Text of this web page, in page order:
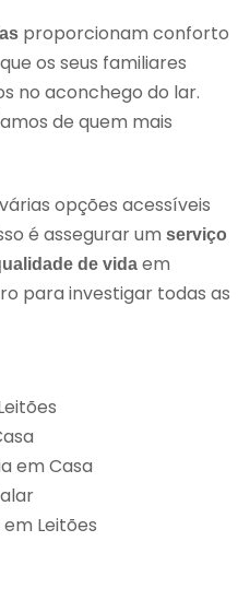
proporcionam conforto
os seus familiares
no aconchego do lar.
de quem mais
opções acessíveis
é assegurar um serviço
de vida em
para investigar todas as
em Casa
Leitões